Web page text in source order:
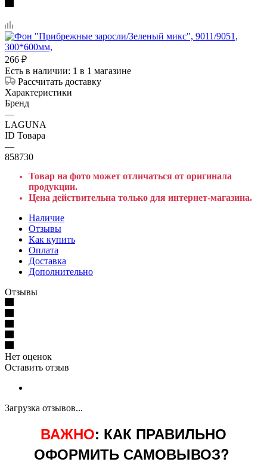
266 ₽
Есть в наличии: 1 в 1 магазине
Рассчитать доставку
Характеристики
Бренд
—
LAGUNA
ID Товара
—
858730
Товар на фото может отличаться от оригинала
продукции.
Цена действительна только для интернет-магазина.
Наличие
Отзывы
Как купить
Оплата
Доставка
Дополнительно
Отзывы
Нет оценок
Оставить отзыв
Загрузка отзывов...
ВАЖНО: КАК ПРАВИЛЬНО
ОФОРМИТЬ САМОВЫВОЗ?